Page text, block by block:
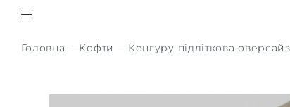
Головна Кофти Кенгуру підліткова